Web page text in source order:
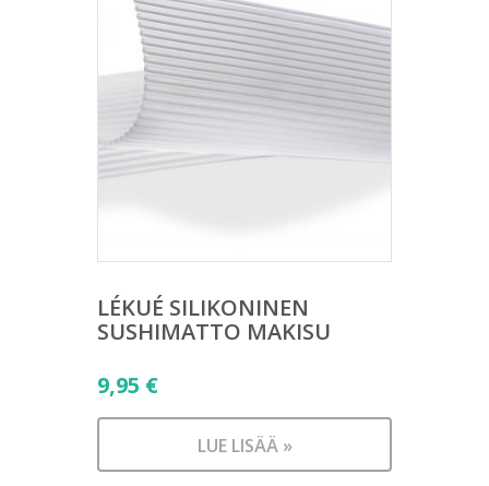
LÉKUÉ SILIKONINEN
SUSHIMATTO MAKISU
9,95 €
LUE LISÄÄ »